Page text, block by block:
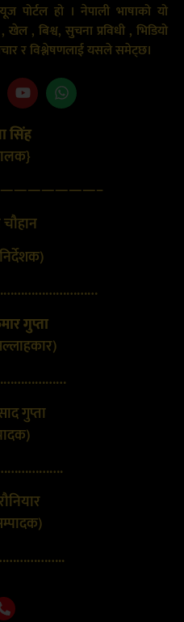
पोर्टल हो । नेपाली भाषाको यो
खेल , बिश्व, सुचना प्रविधी , भिडियो
र विश्लेषणलाई यसले समेट्छ।
सिंह
गुप्ता
गुप्ता